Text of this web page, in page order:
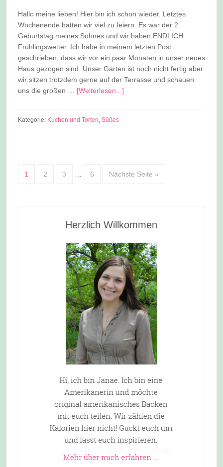
Hallo meine lieben! Hier bin ich schon wieder. Letztes
Wochenende hatten wir viel zu feiern. Es war der 2.
Geburtstag meines Sohnes und wir haben ENDLICH
Frühlingswetter. Ich habe in meinem letzten Post
geschrieben, dass wir vor ein paar Monaten in unser neues
Haus gezogen sind. Unser Garten ist noch nicht fertig aber
wir sitzen trotzdem gerne auf der Terrasse und schauen
uns die großen … [Weiterlesen...]
Kategorie: Kuchen und Torten, Süßes
1 2 3 … 6 Nächste Seite »
Herzlich Willkommen